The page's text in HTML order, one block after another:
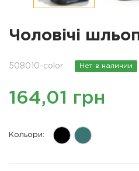
Чоловічі
508010-color Нет в наличии
164,01 грн
Кольори: